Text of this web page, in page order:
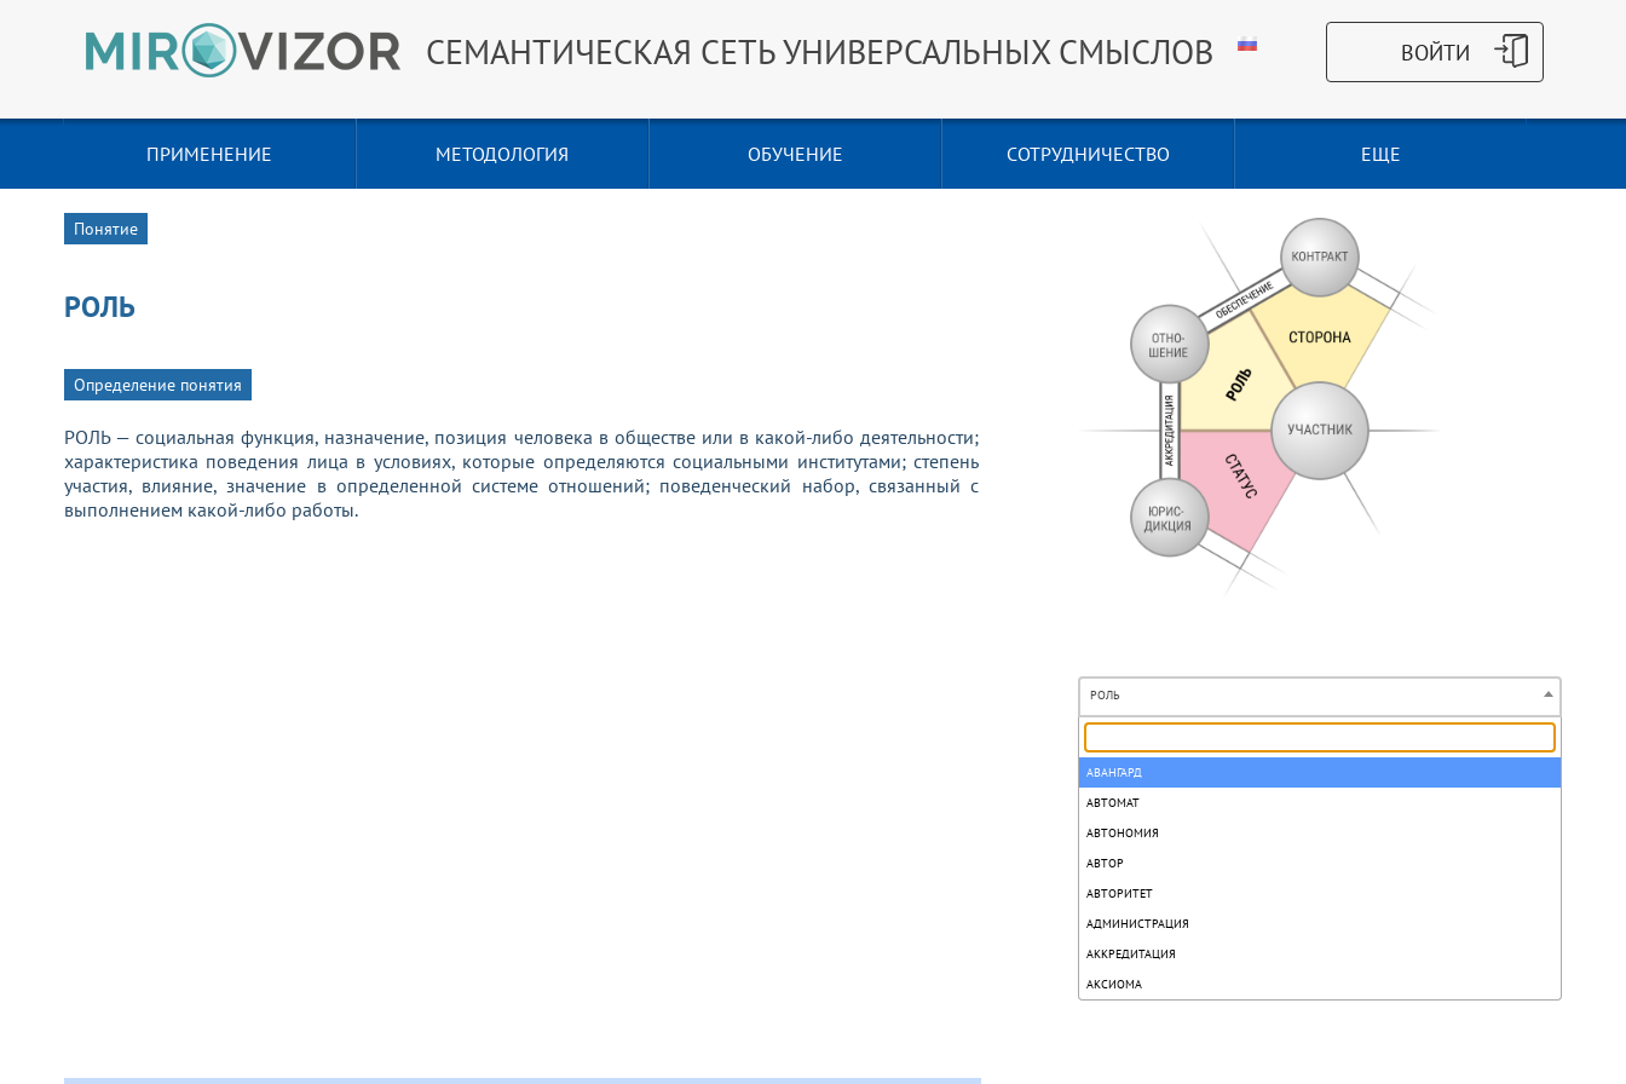
СЕМАНТИЧЕСКАЯ СЕТЬ УНИВЕРСАЛЬНЫХ СМЫСЛОВ
ПРИМЕНЕНИЕ МЕТОДОЛОГИЯ ОБУЧЕНИЕ СОТРУДНИЧЕСТВО ЕЩЕ
Понятие
РОЛЬ
Определение понятия
РОЛЬ — социальная функция, назначение, позиция человека в обществе или в какой-либо деятельности;
характеристика поведения лица в условиях, которые определяются социальными институтами; степень
участия, влияние, значение в определенной системе отношений; поведенческий набор, связанный с
выполнением какой-либо работы.
РОЛЬ
АВАНГАРД
АВТОМАТ
АВТОНОМИЯ
АВТОР
АВТОРИТЕТ
АДМИНИСТРАЦИЯ
АККРЕДИТАЦИЯ
АКСИОМА